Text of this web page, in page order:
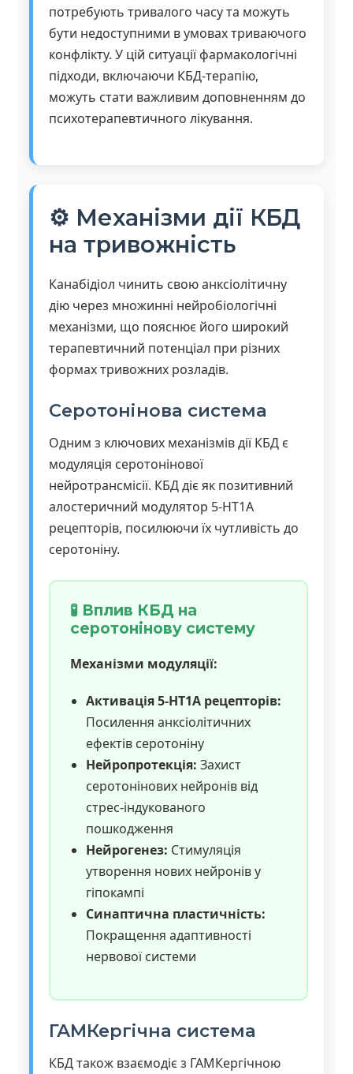
потребують тривалого часу та можуть
бути недоступними в умовах триваючого
конфлікту. У цій ситуації фармакологічні
підходи, включаючи КБД-терапію,
можуть стати важливим доповненням до
психотерапевтичного лікування.
⚙️ Механізми дії КБД
на тривожність
Канабідіол чинить свою анксіолітичну
дію через множинні нейробіологічні
механізми, що пояснює його широкий
терапевтичний потенціал при різних
формах тривожних розладів.
Серотонінова система
Одним з ключових механізмів дії КБД є
модуляція серотонінової
нейротрансмісії. КБД діє як позитивний
алостеричний модулятор 5-HT1A
рецепторів, посилюючи їх чутливість до
серотоніну.
🧪 Вплив КБД на
серотонінову систему
Механізми модуляції:
Активація 5-HT1A рецепторів:
Посилення анксіолітичних
ефектів серотоніну
Нейропротекція: Захист
серотонінових нейронів від
стрес-індукованого
пошкодження
Нейрогенез: Стимуляція
утворення нових нейронів у
гіпокампі
Синаптична пластичність:
Покращення адаптивності
нервової системи
ГАМКергічна система
КБД також взаємодіє з ГАМКергічною